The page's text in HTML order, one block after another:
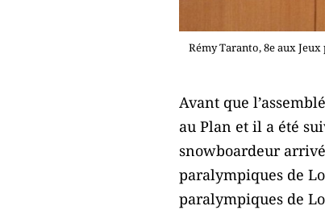
Rémy Taranto, 8e aux
Avant que
au Plan et il a été
snowboardeur
paralympiques de
paralympiques de